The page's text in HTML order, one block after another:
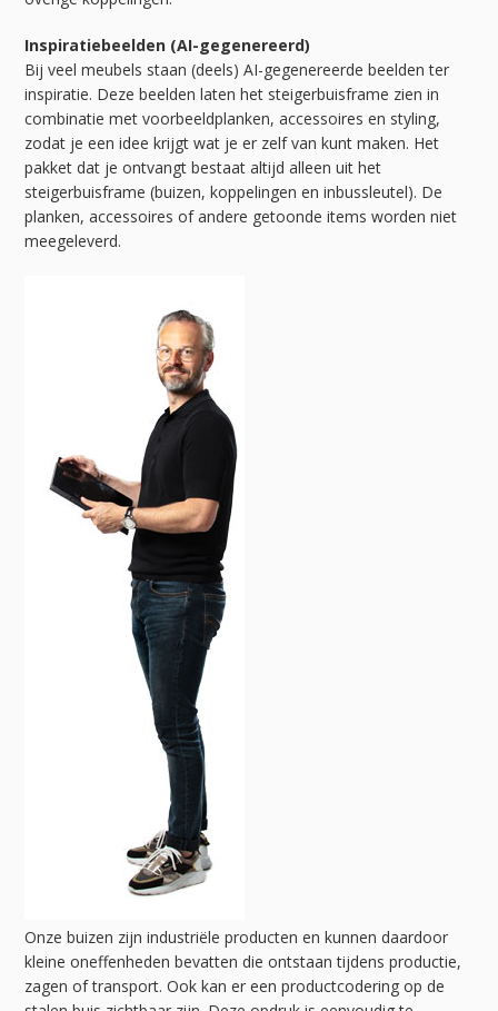
Inspiratiebeelden (AI-gegenereerd)
Bij veel meubels staan (deels) AI-gegenereerde beelden ter
inspiratie. Deze beelden laten het steigerbuisframe zien in
combinatie met voorbeeldplanken, accessoires en styling,
zodat je een idee krijgt wat je er zelf van kunt maken. Het
pakket dat je ontvangt bestaat altijd alleen uit het
steigerbuisframe (buizen, koppelingen en inbussleutel). De
planken, accessoires of andere getoonde items worden niet
meegeleverd.
Onze buizen zijn industriële producten en kunnen daardoor
kleine oneffenheden bevatten die ontstaan tijdens productie,
zagen of transport. Ook kan er een productcodering op de